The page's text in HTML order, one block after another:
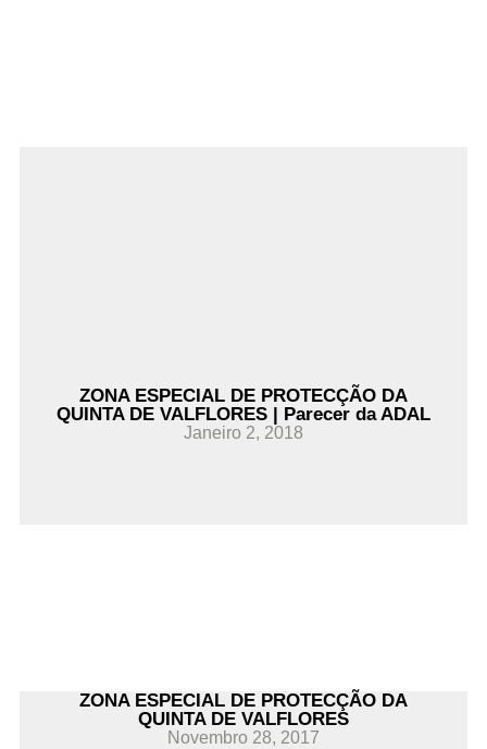
ZONA ESPECIAL DE PROTECÇÃO DA
QUINTA DE VALFLORES | Parecer da ADAL
Janeiro 2, 2018
ZONA ESPECIAL DE PROTECÇÃO DA
QUINTA DE VALFLORES
Novembro 28, 2017